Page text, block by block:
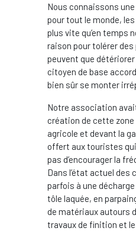
Nous connaissons
pour tout le monde,
plus vite qu’en temps
raison pour tolérer
peuvent que
citoyen de base
bien sûr se monter
Notre association
création de cette
agricole et devant la
offert aux touristes
pas d’encourager la
Dans l’état actuel
parfois à une
tôle laquée, en
de matériaux autours
travaux de finition et